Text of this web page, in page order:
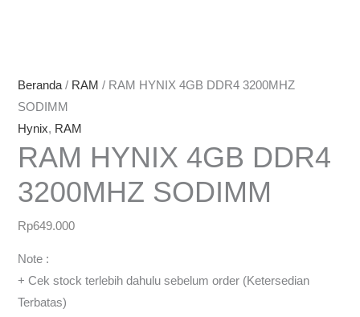
Beranda/ RAM / RAM HYNIX 4GB DDR4 3200MHZ
SODIMM
Hynix, RAM
RAM HYNIX 4GB DDR4
3200MHZ SODIMM
Rp649.000
Note :
+ Cek stock terlebih dahulu sebelum order (Ketersedian
Terbatas)